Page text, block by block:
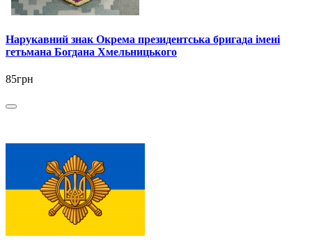
Нарукавний знак Окрема президентська бригада імені
гетьмана Богдана Хмельницького
85грн